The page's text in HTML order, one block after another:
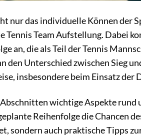
nur das individuelle Können der
Tennis Team Aufstellung. Dabei
an, die als Teil der Tennis
den Unterschied zwischen Sieg
insbesondere beim Einsatz der
wichtige Aspekte rund
Reihenfolge die Chancen
sondern auch praktische Tipps